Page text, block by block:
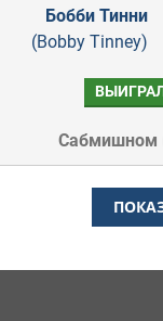
Бобби Тинни
(Bobby Tinney)
Сабмишном